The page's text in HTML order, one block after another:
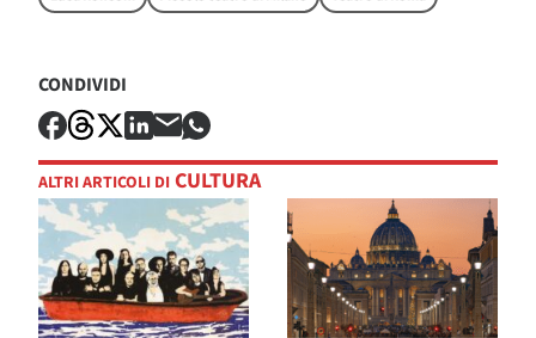
CONDIVIDI
ALTRI ARTICOLI DI CULTURA